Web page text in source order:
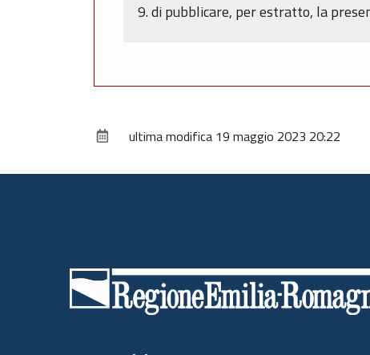
9. di pubblicare, per estratto, la
ultima modifica 19 maggio 2023 20:22